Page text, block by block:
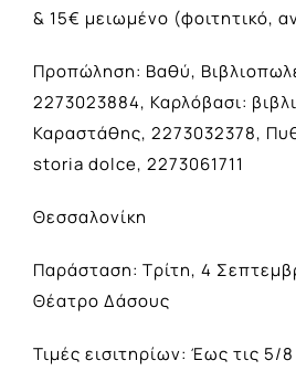
& 15€ μειωμένο (φοιτητικό,
Προπώληση: Βαθύ,
2273023884, Καρλόβασι:
Καραστάθης, 2273032378,
storia dolce, 2273061711
Θεσσαλονίκη
Παράσταση: Τρίτη, 4
Θέατρο Δάσους
Τιμές εισιτηρίων: Έως τις 5/8